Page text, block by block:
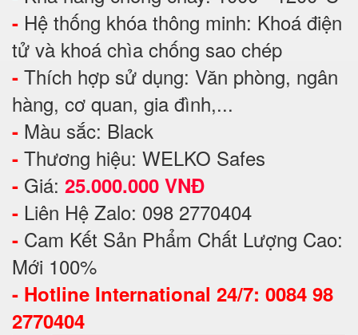
- Hệ thống khóa thông minh: Khoá điện
tử và khoá chìa chống sao chép
- Thích hợp sử dụng: Văn phòng, ngân
hàng, cơ quan, gia đình,...
- Màu sắc: Black
- Thương hiệu: WELKO Safes
- Giá: 25.000.000 VNĐ
- Liên Hệ Zalo: 098 2770404
- Cam Kết Sản Phẩm Chất Lượng Cao:
Mới 100%
- Hotline International 24/7: 0084 98
2770404